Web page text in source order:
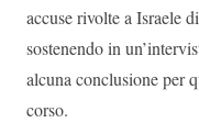
accuse rivolte a Israele
sostenendo in
alcuna conclusione per
corso.